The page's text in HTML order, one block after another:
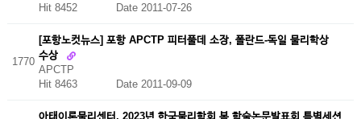
Hit 8452 Date 2011-07-26
1770
[포항노컷뉴스] 포항 APCTP 피터풀데 소장, 폴란드-독일 물리학상
수상
APCTP
Hit 8463 Date 2011-09-09
아태이론물리센터, 2023년 한국물리학회 봄 학술논문발표회 특별세션